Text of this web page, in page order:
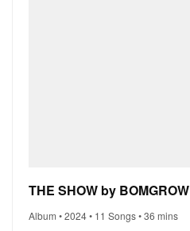
THE SHOW by BOMGROW
Album • 2024 • 11 Songs • 36 mins